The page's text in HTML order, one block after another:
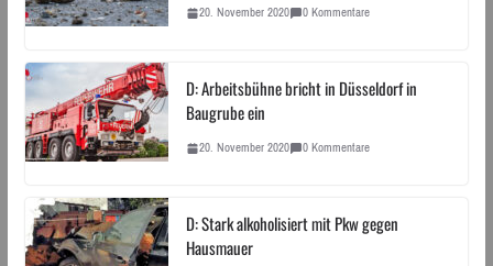
20. November 2020 0 Kommentare
D: Arbeitsbühne bricht in Düsseldorf in
Baugrube ein
20. November 2020 0 Kommentare
D: Stark alkoholisiert mit Pkw gegen
Hausmauer